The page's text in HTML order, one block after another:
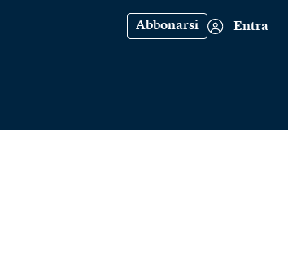
Abbonarsi Entra